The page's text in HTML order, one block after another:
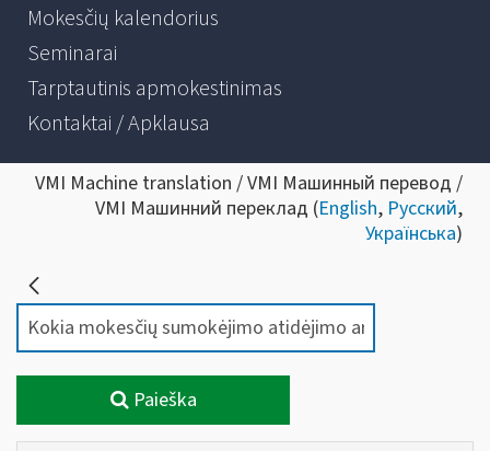
Mokesčių kalendorius
Seminarai
Tarptautinis apmokestinimas
Kontaktai / Apklausa
VMI Machine translation / VMI Машинный перевод /
VMI Машинний переклад (English, Русский,
Українська)
Paieška